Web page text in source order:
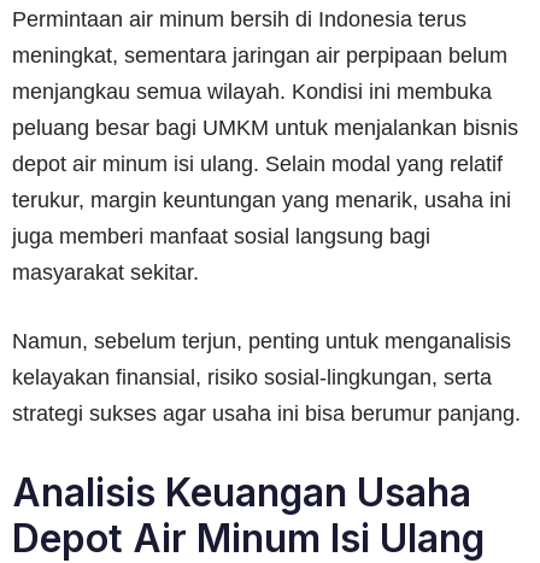
Permintaan air minum bersih di Indonesia terus
meningkat, sementara jaringan air perpipaan belum
menjangkau semua wilayah. Kondisi ini membuka
peluang besar bagi UMKM untuk menjalankan bisnis
depot air minum isi ulang. Selain modal yang relatif
terukur, margin keuntungan yang menarik, usaha ini
juga memberi manfaat sosial langsung bagi
masyarakat sekitar.
Namun, sebelum terjun, penting untuk menganalisis
kelayakan finansial, risiko sosial-lingkungan, serta
strategi sukses agar usaha ini bisa berumur panjang.
Analisis Keuangan Usaha
Depot Air Minum Isi Ulang